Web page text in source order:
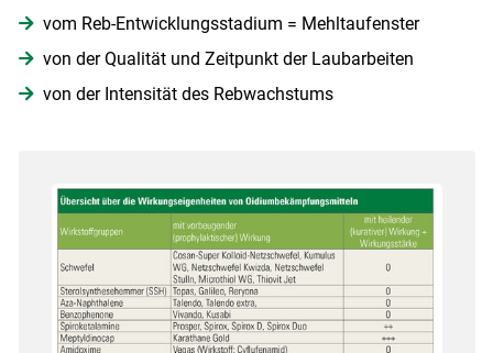
vom Reb-Entwicklungsstadium = Mehltaufenster
von der Qualität und Zeitpunkt der Laubarbeiten
von der Intensität des Rebwachstums